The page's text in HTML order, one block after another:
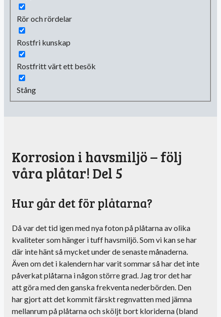
Rör och rördelar
Rostfri kunskap
Rostfritt värt ett besök
Stång
Korrosion i havsmiljö – följ
våra plåtar! Del 5
Hur går det för plåtarna?
Då var det tid igen med nya foton på plåtarna av olika
kvaliteter som hänger i tuff havsmiljö.Som vi kan se har
där inte hänt så mycket under de senaste månaderna.
Även om det i kalendern har varit sommar så har det inte
påverkat plåtarna i någon större grad. Jag tror det har
att göra med den ganska frekventa nederbörden. Den
har gjort att det kommit färskt regnvatten med jämna
mellanrum på plåtarna och sköljt bort kloriderna (bland